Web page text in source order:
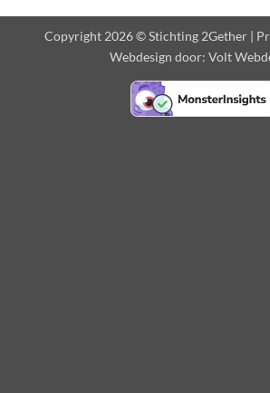
Copyright 2026 © Stichting 2Gether |
Webdesign door: Volt